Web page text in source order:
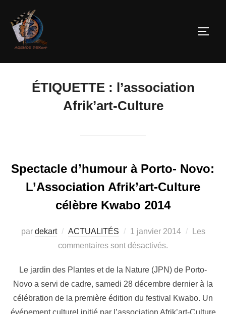
ÉTIQUETTE : l’association
Afrik’art-Culture
Spectacle d’humour à Porto- Novo:
L’Association Afrik’art-Culture
célèbre Kwabo 2014
par dekart ACTUALITÉS 1 janvier 2014
Les
commentaires sont désactivés.
Le jardin des Plantes et de la Nature (JPN) de Porto-
Novo a servi de cadre, samedi 28 décembre dernier à la
célébration de la première édition du festival Kwabo. Un
événement culturel initié par l’association Afrik’art-Culture